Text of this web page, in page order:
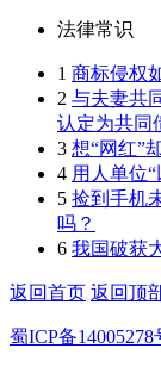
法律常识
1 商标侵权
2 与夫妻共
认定为共同
3 想“网红”
4 用人单位
5 捡到手机
吗？
6 我国破获
返回首页 返回顶
蜀ICP备14005278